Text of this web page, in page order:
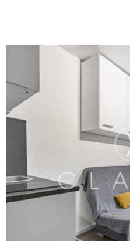
balcon sur cour, ainsi qu’un
Au 7e étage, accessible par
de service depuis la cuisine,
(10,5 m² au sol) vient
chambre d’appoint
VOIR